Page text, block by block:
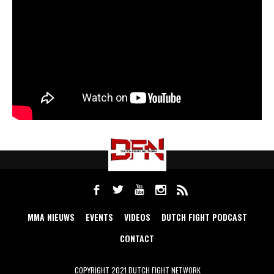
MMA NIEUWS EVENTS VIDEOS
DUTCH FIGHT PODCAST
CONTACT
COPYRIGHT 2021 DUTCH FIGHT NETWORK